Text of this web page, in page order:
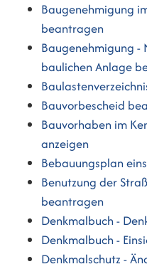
Baugenehmigung
beantragen
Baugenehmigung -
baulichen Anlage
Bauvorbescheid
Bauvorhaben im
anzeigen
Bebauungsplan
Benutzung der
beantragen
Denkmalbuch -
Denkmalbuch -
Denkmalschutz -